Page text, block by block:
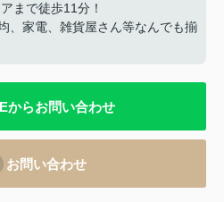
まで徒歩11分！
、家電、雑貨屋さん等なんでも揃
からお問い合わせ
お問い合わせ